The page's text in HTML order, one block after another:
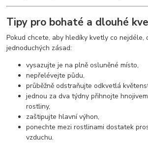
Tipy pro bohaté a dlouhé
Pokud chcete, aby hledíky kvetly co nejdéle,
jednoduchých zásad:
vysazujte je na plně osluněné místo,
nepřelévejte půdu,
průběžně odstraňujte odkvetlá
jednou za dva týdny přihnojte
rostliny,
zaštipujte hlavní výhon,
ponechte mezi rostlinami dostatek
vzduchu.